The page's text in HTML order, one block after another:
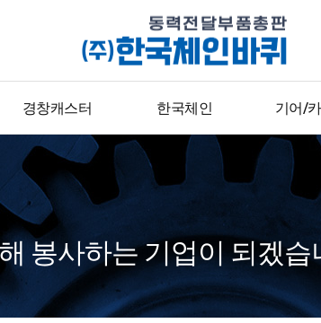
경창캐스터
경하중용
중하중용
고하중용
다용도용
피아노용
완충용
한국체인
표준형체인
기어/
카프
봉사하는 기업이 되겠습